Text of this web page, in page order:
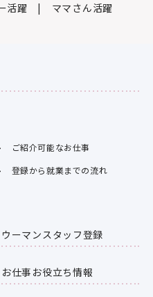
活躍 ママさん活躍
ご紹介可能なお仕事
登録から就業までの流れ
ウーマンスタッフ登録
お仕事お役立ち情報